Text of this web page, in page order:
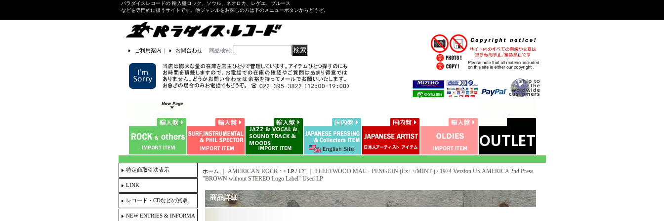
パラダイスレコードの 輸入盤ロック、ソウル、ネオロカ、レゲエ、ブルース
などを専門的に扱うサイトです。他ジャンルをお探しの方は下のメニューボタンからどうぞ。
ご利用案内 ｜ お問合わせ 商品検索:
特定商取引法表示
LINK
レコード・CDなどの買取
NEW ENTRIES & INFORMA
ホーム ｜ AMERICAN ROCK : > LP / 12"｜ FLEETWOOD MAC - PENGUIN (Ex++/MINT-) / 1974 Version US AMERICA 2nd Press
"BROWN without STEREO Logo Label" Used LP
商品詳細